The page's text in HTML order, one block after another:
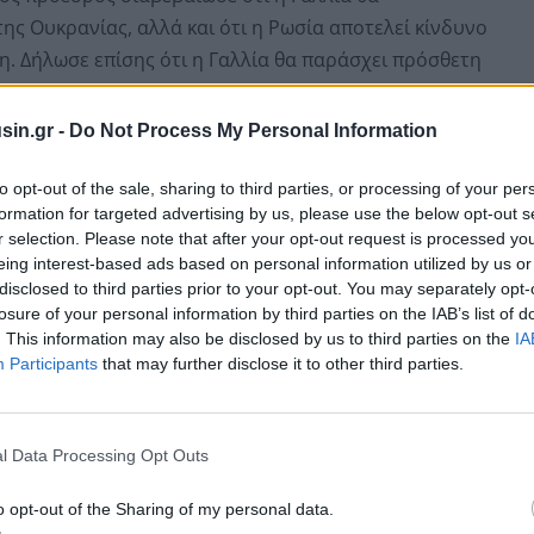
- Do Not Process My Personal Information
opt-out of the sale, sharing to third parties, or processing of your
for targeted advertising by us, please use the below opt-out
selection. Please note that after your opt-out request is processed
interest-based ads based on personal information utilized by us
to third parties prior to your opt-out. You may separately
of your personal information by third parties on the IAB’s list of
This information may also be disclosed by us to third parties on the
Participants that may further disclose it to other third parties.
Data Processing Opt Outs
opt-out of the Sharing of my personal data.
Ουκρανίας, αλλά και ότι η Ρωσία αποτελεί κίνδυνο
Δήλωσε επίσης ότι η Γαλλία θα παράσχει πρόσθετη
ευρώ στην Ουκρανία.
για το Ουκρανικό, ο Γάλλος πρόεδρος τόνισε ότι
θα επιτευχθεί κατάπαυση πυρός διαρκείας, που θα
τη Μόσχα. Ανέφερε επίσης ότι θα συζητηθεί το
στην Ουκρανία ούτως ώστε να είναι ικανή να
της ρωσικής επιθετικότητας.